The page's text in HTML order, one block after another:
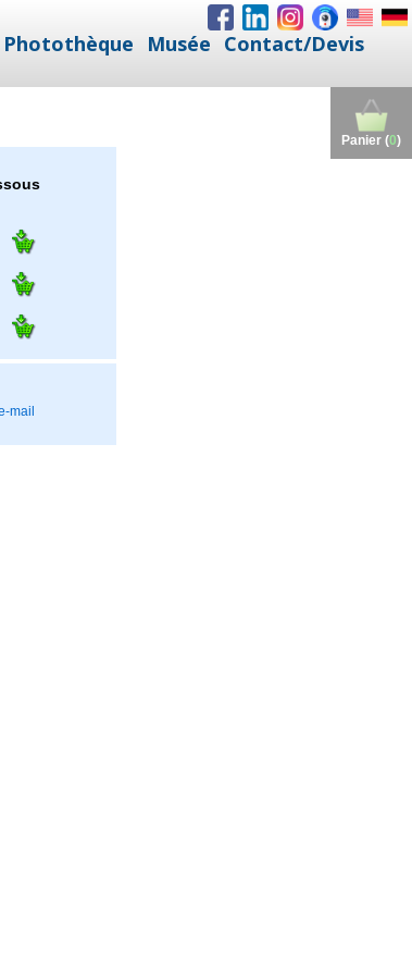
Photothèque Musée Contact/Devis